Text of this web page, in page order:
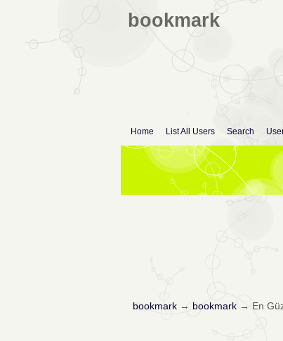
bookmark
Home List All Users Search
bookmark→ bookmark→ En